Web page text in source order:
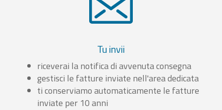
Tu invii
riceverai la notifica di avvenuta consegna
gestisci le fatture inviate nell'area dedicata
ti conserviamo automaticamente le fatture
inviate per 10 anni